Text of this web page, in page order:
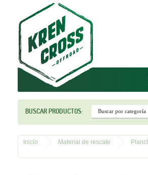
BUSCAR PRODUCTOS:
Inicio Material de rescate